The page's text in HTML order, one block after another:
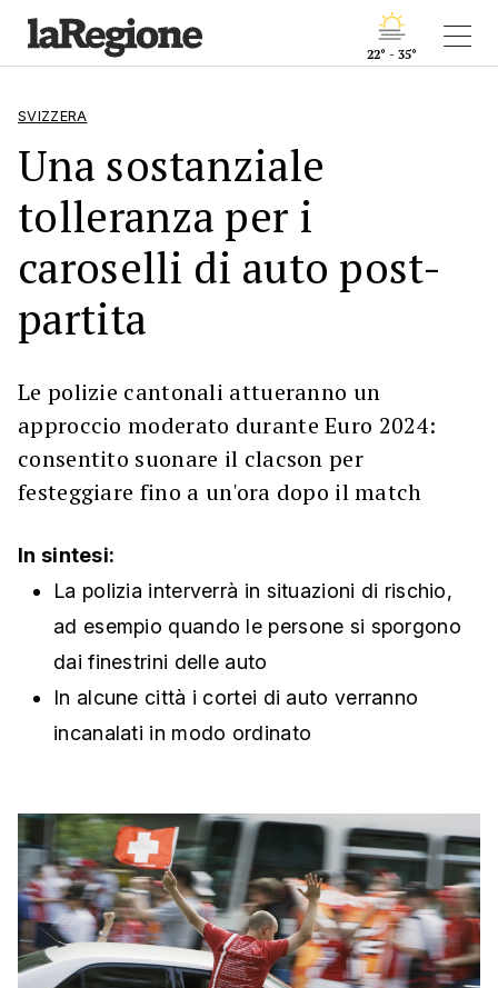
22° - 35°
SVIZZERA
Una sostanziale
tolleranza per i
caroselli di auto post-
partita
Le polizie cantonali attueranno un
approccio moderato durante Euro 2024:
consentito suonare il clacson per
festeggiare fino a un'ora dopo il match
In sintesi:
La polizia interverrà in situazioni di rischio,
ad esempio quando le persone si sporgono
dai finestrini delle auto
In alcune città i cortei di auto verranno
incanalati in modo ordinato